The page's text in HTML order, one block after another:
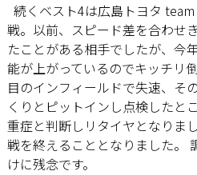
続くベスト4は広島トヨタ
戦。以前、スピード差を合わせ
たことがある相手でしたが、今
能が上がっているのでキッチリ
目のインフィールドで失速、そ
くりとピットインし点検したと
重症と判断しリタイヤとなりま
戦を終えることとなりました。
けに残念です。